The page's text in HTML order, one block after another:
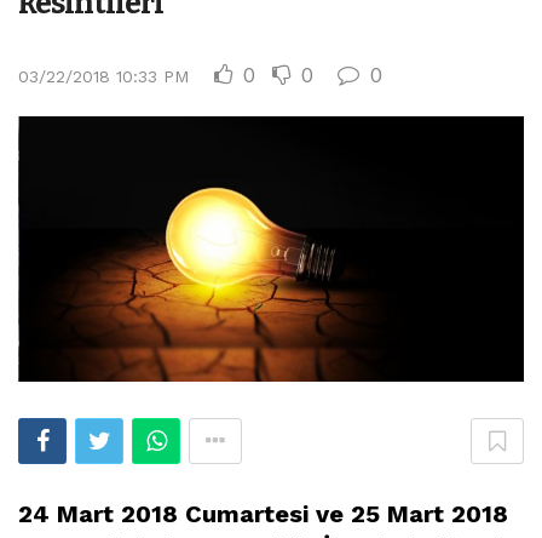
03/22/2018 10:33 PM 0 0 0
24 Mart 2018 Cumartesi ve 25 Mart 2018